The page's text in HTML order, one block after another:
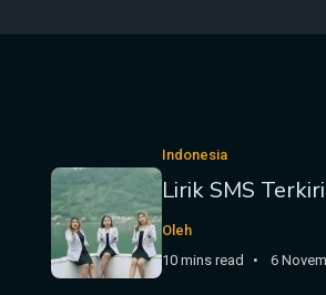
Indonesia
Lirik SMS
Oleh
10 mins read
6